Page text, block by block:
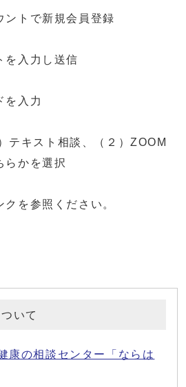
ントで新規会員登録
を入力し送信
を入力
テキスト相談、（２）ZOOM
かを選択
を参照ください。
いて
康の相談センター「ならは